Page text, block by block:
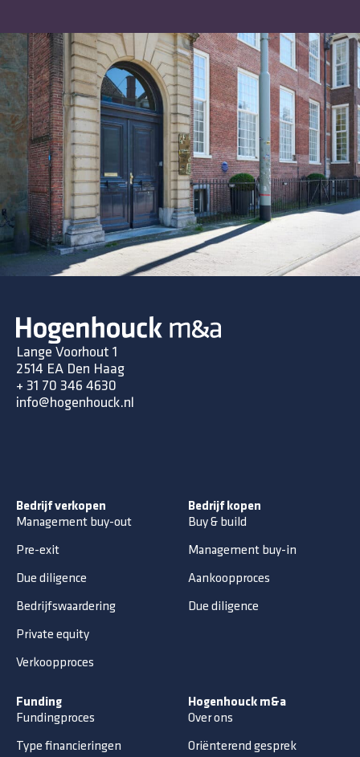
Lange Voorhout 1
2514 EA Den Haag
+ 31 70 346 4630
info@hogenhouck.nl
Bedrijf verkopen
Management buy-out
Pre-exit
Due diligence
Bedrijfswaardering
Private equity
Verkoopproces
Bedrijf kopen
Buy & build
Management buy-in
Aankoopproces
Due diligence
Funding
Fundingproces
Type financieringen
Hogenhouck m&a
Over ons
Oriënterend gesprek